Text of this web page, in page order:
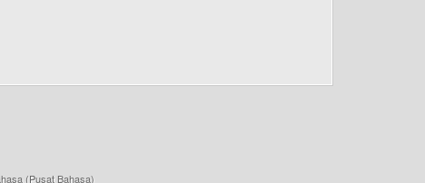
(Pusat Bahasa)